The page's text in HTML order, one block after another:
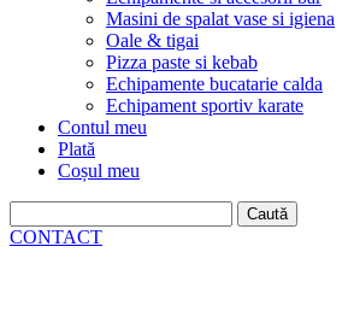
Masini de spalat vase si igiena
Oale & tigai
Pizza paste si kebab
Echipamente bucatarie calda
Echipament sportiv karate
Contul meu
Plată
Coșul meu
după:
CONTACT